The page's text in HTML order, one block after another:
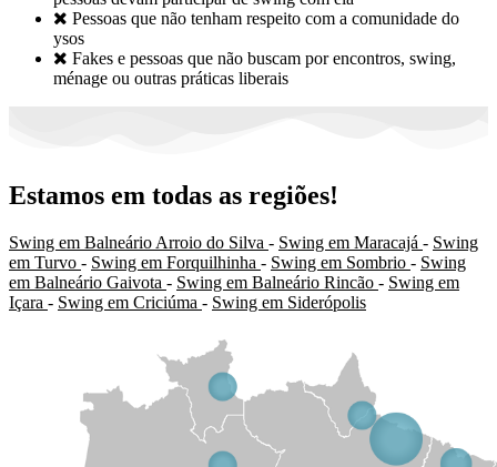
 Pessoas que não tenham respeito com a comunidade do
ysos
 Fakes e pessoas que não buscam por encontros, swing,
ménage ou outras práticas liberais
Estamos em todas as regiões!
Swing em Balneário Arroio do Silva - Swing em Maracajá - Swing
em Turvo - Swing em Forquilhinha - Swing em Sombrio - Swing
em Balneário Gaivota - Swing em Balneário Rincão - Swing em
Içara - Swing em Criciúma - Swing em Siderópolis